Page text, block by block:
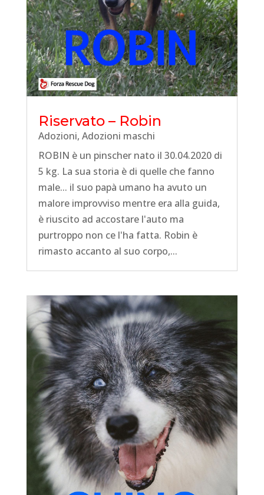
Riservato – Robin
Adozioni, Adozioni maschi
ROBIN è un pinscher nato il 30.04.2020 di
5 kg. La sua storia è di quelle che fanno
male... il suo papà umano ha avuto un
malore improvviso mentre era alla guida,
è riuscito ad accostare l'auto ma
purtroppo non ce l'ha fatta. Robin è
rimasto accanto al suo corpo,...